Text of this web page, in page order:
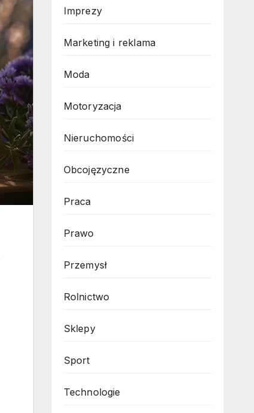
Imprezy
Marketing i reklama
Moda
Motoryzacja
Nieruchomości
Obcojęzyczne
Praca
Prawo
Przemysł
Rolnictwo
Sklepy
Sport
Technologie